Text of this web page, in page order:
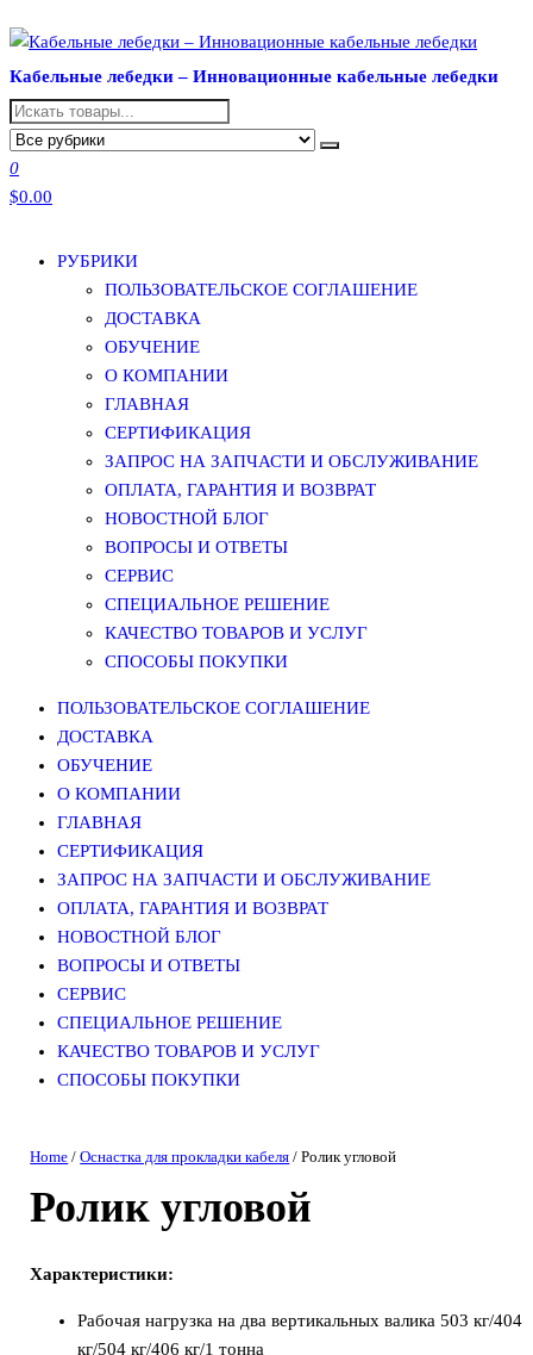
к
содержимому
Кабельные лебедки – Инновационные кабельные лебедки
0
$0.00
РУБРИКИ
ПОЛЬЗОВАТЕЛЬСКОЕ СОГЛАШЕНИЕ
ДОСТАВКА
ОБУЧЕНИЕ
О КОМПАНИИ
ГЛАВНАЯ
СЕРТИФИКАЦИЯ
ЗАПРОС НА ЗАПЧАСТИ И ОБСЛУЖИВАНИЕ
ОПЛАТА, ГАРАНТИЯ И ВОЗВРАТ
НОВОСТНОЙ БЛОГ
ВОПРОСЫ И ОТВЕТЫ
СЕРВИС
СПЕЦИАЛЬНОЕ РЕШЕНИЕ
КАЧЕСТВО ТОВАРОВ И УСЛУГ
СПОСОБЫ ПОКУПКИ
ПОЛЬЗОВАТЕЛЬСКОЕ СОГЛАШЕНИЕ
ДОСТАВКА
ОБУЧЕНИЕ
О КОМПАНИИ
ГЛАВНАЯ
СЕРТИФИКАЦИЯ
ЗАПРОС НА ЗАПЧАСТИ И ОБСЛУЖИВАНИЕ
ОПЛАТА, ГАРАНТИЯ И ВОЗВРАТ
НОВОСТНОЙ БЛОГ
ВОПРОСЫ И ОТВЕТЫ
СЕРВИС
СПЕЦИАЛЬНОЕ РЕШЕНИЕ
КАЧЕСТВО ТОВАРОВ И УСЛУГ
СПОСОБЫ ПОКУПКИ
Home /Оснастка для прокладки кабеля / Ролик угловой
Ролик угловой
Характеристики:
Рабочая нагрузка на два вертикальных валика 503 кг/404
кг/504 кг/406 кг/1 тонна